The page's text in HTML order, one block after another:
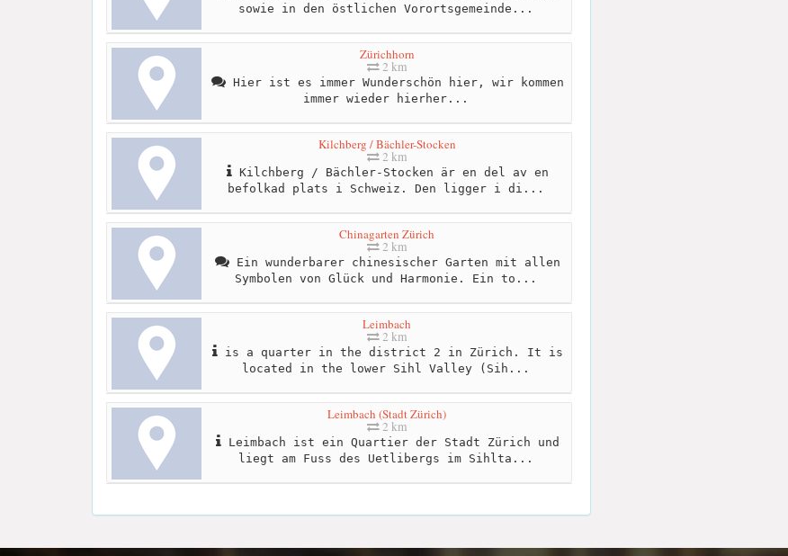
sowie in den östlichen Vorortsgemeinde...
Zürichhorn
2 km
Hier ist es immer Wunderschön hier, wir kommen
immer wieder hierher...
Kilchberg / Bächler-Stocken
2 km
Kilchberg / Bächler-Stocken är en del av en
befolkad plats i Schweiz. Den ligger i di...
Chinagarten Zürich
2 km
Ein wunderbarer chinesischer Garten mit allen
Symbolen von Glück und Harmonie. Ein to...
Leimbach
2 km
is a quarter in the district 2 in Zürich. It is
located in the lower Sihl Valley (Sih...
Leimbach (Stadt Zürich)
2 km
Leimbach ist ein Quartier der Stadt Zürich und
liegt am Fuss des Uetlibergs im Sihlta...